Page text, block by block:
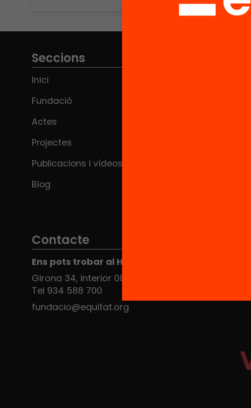
Seccions
Inici
Fundació
Actes
Projectes
Publicacions i vídeos
Blog
Contacte
Ens pots trobar al Hub Social
Girona 34, interior 08010 Barcelona
Tel 934 588 700
fundacio@equitat.org